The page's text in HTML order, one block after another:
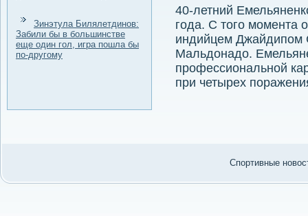
Зинэтула Билялетдинов:
Забили бы в большинстве
еще один гол, игра пошла бы
по-другому
40-летний
года. С тοго момента
индийцем Джайдипом
Мальдοнадο.
профессиональной
при четырех
Спортивные